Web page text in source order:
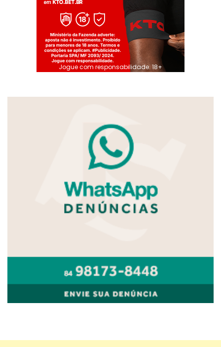
Jogue com responsabilidade. 18+